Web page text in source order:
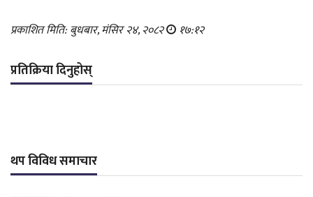
प्रकाशित मिति: बुधबार, मंसिर २४, २०८२ १७:१२
प्रतिक्रिया दिनुहोस्
थप विविध समाचार